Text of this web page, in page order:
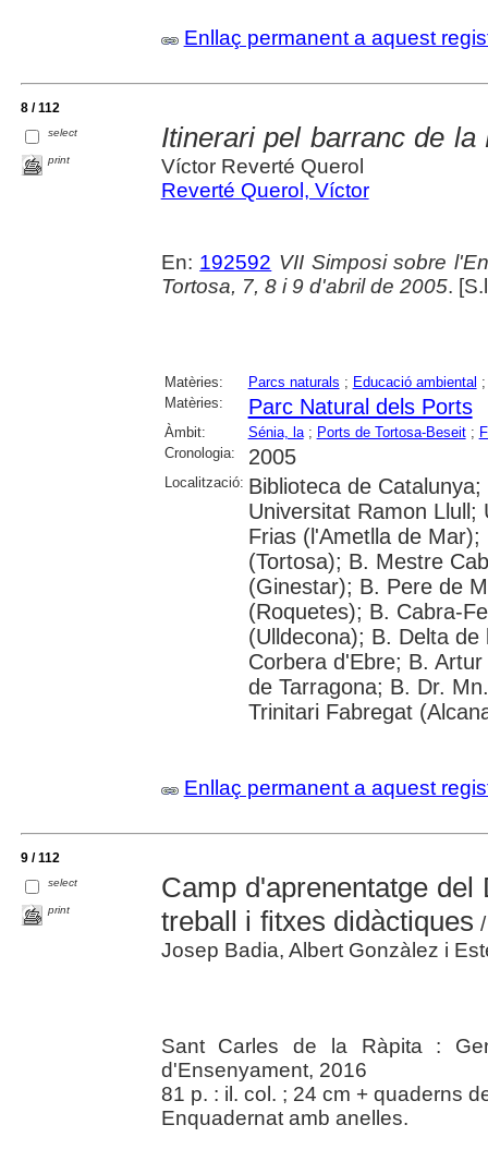
Enllaç permanent a aquest
8 / 112
select
print
Itinerari pel barranc de
Víctor Reverté Querol
Reverté Querol, Víctor
En: 192592 VII Simposi sobre
Tortosa, 7, 8 i 9 d'abril de 2005.
Matèries: Parcs naturals ; Educació ambiental
Matèries:
Parc Natural dels Ports
Àmbit: Sénia, la; Ports de Tortosa-Beseit;
Cronologia:
2005
Localització: Biblioteca de
Universitat Ramon Llull;
Frias (l'Ametlla de Mar);
(Tortosa); B. Mestre
(Ginestar); B. Pere de
(Roquetes); B. Cabra-
(Ulldecona); B. Delta
Corbera d'Ebre; B.
de Tarragona; B. Dr.
Trinitari Fabregat
Enllaç permanent a aquest
9 / 112
select
print
Camp d'aprenentatge
treball i fitxes didàctiques
Josep Badia, Albert Gonzàlez i
Sant Carles de la Ràpita :
d'Ensenyament, 2016
81 p. : il. col. ; 24 cm + quaderns
Enquadernat amb anelles.